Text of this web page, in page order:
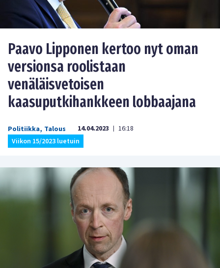
Paavo Lipponen kertoo nyt oman
versionsa roolistaan
venäläisvetoisen
kaasuputkihankkeen lobbaajana
Politiikka, Talous 14.04.2023 | 16:18
Viikon 15/2023 luetuin